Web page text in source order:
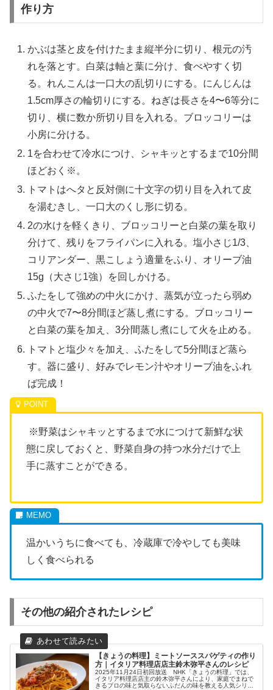
作り方
かぶは茎と皮を付けたまま縦半分に切り、根元の汚
れを落とす。白菜は軸と葉に分け、食べやすく切
る。れんこんは一口大の乱切りにする。にんじんは
1.5cm厚さの輪切りにする。ねぎは長さを4〜6等分に
切り、横に数か所切り目を入れる。ブロッコリーは
小房に分ける。
1を合わせて冷水につけ、シャキッとするまで10分間
ほどおく※。
トマトはへタと反対側に十文字の切り目を入れて皮
を湯むきし、一口大のくし形に切る。
2の水けを軽くきり、ブロッコリーと白菜の葉を取り
分けて、残りをフライパンに入れる。塩小さじ1/3、
コリアンダー、黒こしょう適量をふり、オリーブ油
15g（大さじ1強）を回しかける。
ふたをして強めの中火にかけ、蒸気が立ったら弱め
の中火で7〜8分間ほど蒸し煮にする。ブロッコリー
と白菜の葉を加え、3分間蒸し煮にして火を止める。
トマトと塩少々を加え、ふたをして5分間ほど蒸ら
す。器に盛り、好みでレモン汁やオリーブ油をふれ
ば完成！
※野菜はシャキッとするまで水につけて新鮮な状
態に戻しておくと、野菜自身の持つ水分だけで上
手に蒸すことができる。
温かいうちに食べても、冷蔵庫で冷やしても美味
しく食べられる
その他の紹介されたレシピ
【きょうの料理】ミートソーススパゲティの作り
方｜イタリア料理店店主鈴木弥平さんのレシピ
2025年11月24日初回放送 NHK「きょうの料理」では、
イタリア料理店店主の鈴木弥平さんにより、家庭でまねで
きるプロの味と気取らないふだんの味を教える人気シリー